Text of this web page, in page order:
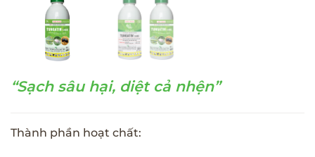
“Sạch sâu hại, diệt cả nhện”
Thành phần hoạt chất: